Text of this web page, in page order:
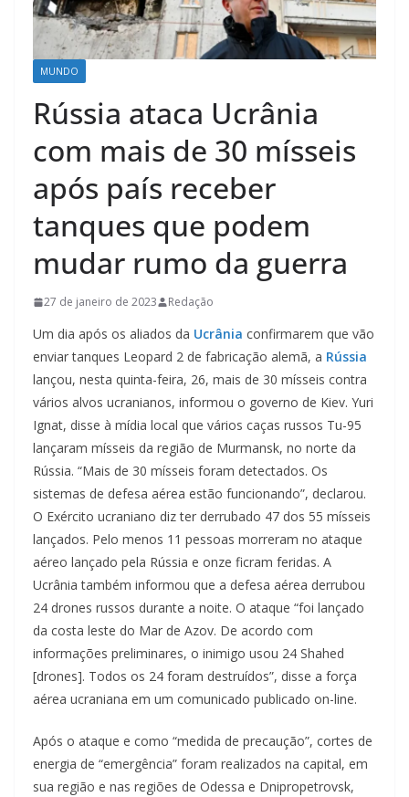
MUNDO
Rússia ataca Ucrânia
com mais de 30 mísseis
após país receber
tanques que podem
mudar rumo da guerra
27 de janeiro de 2023 Redação
Um dia após os aliados da Ucrânia confirmarem que vão
enviar tanques Leopard 2 de fabricação alemã, a Rússia
lançou, nesta quinta-feira, 26, mais de 30 mísseis contra
vários alvos ucranianos, informou o governo de Kiev. Yuri
Ignat, disse à mídia local que vários caças russos Tu-95
lançaram mísseis da região de Murmansk, no norte da
Rússia. “Mais de 30 mísseis foram detectados. Os
sistemas de defesa aérea estão funcionando”, declarou.
O Exército ucraniano diz ter derrubado 47 dos 55 mísseis
lançados. Pelo menos 11 pessoas morreram no ataque
aéreo lançado pela Rússia e onze ficram feridas. A
Ucrânia também informou que a defesa aérea derrubou
24 drones russos durante a noite. O ataque “foi lançado
da costa leste do Mar de Azov. De acordo com
informações preliminares, o inimigo usou 24 Shahed
[drones]. Todos os 24 foram destruídos”, disse a força
aérea ucraniana em um comunicado publicado on-line.
Após o ataque e como “medida de precaução”, cortes de
energia de “emergência” foram realizados na capital, em
sua região e nas regiões de Odessa e Dnipropetrovsk,